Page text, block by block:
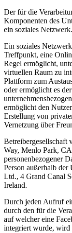
Der für die
Komponenten des
ein soziales Netzwerk.
Ein soziales
Treffpunkt, eine
Regel ermöglicht,
virtuellen Raum zu
Plattform zum
oder ermöglicht es
ermöglicht den
Erstellung von
Vernetzung über
Betreibergesellschaft
Way, Menlo Park,
personenbezogener
Person außerhalb
Ltd., 4 Grand Canal
Ireland.
Durch jeden Aufruf
durch den für die
auf welcher eine
integriert wurde, wird